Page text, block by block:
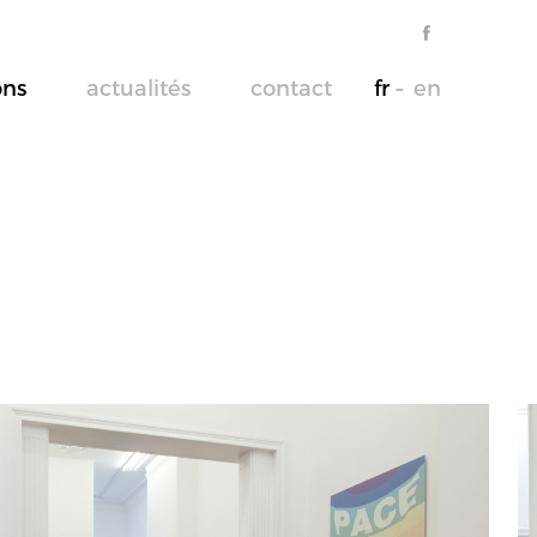
actualités contact fr en